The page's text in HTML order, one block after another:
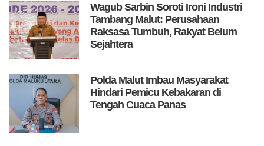
Wagub Sarbin Soroti Ironi Industri
Tambang Malut: Perusahaan
Raksasa Tumbuh, Rakyat Belum
Sejahtera
Polda Malut Imbau Masyarakat
Hindari Pemicu Kebakaran di
Tengah Cuaca Panas